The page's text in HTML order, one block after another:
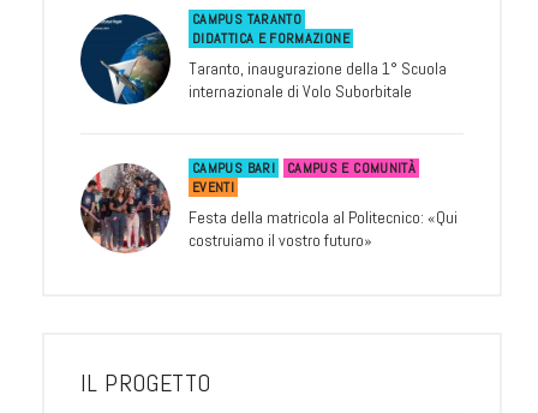
CAMPUS TARANTO
DIDATTICA E FORMAZIONE
Taranto, inaugurazione della 1° Scuola
internazionale di Volo Suborbitale
CAMPUS BARI
CAMPUS E COMUNITÀ
EVENTI
Festa della matricola al Politecnico: «Qui
costruiamo il vostro futuro»
IL PROGETTO